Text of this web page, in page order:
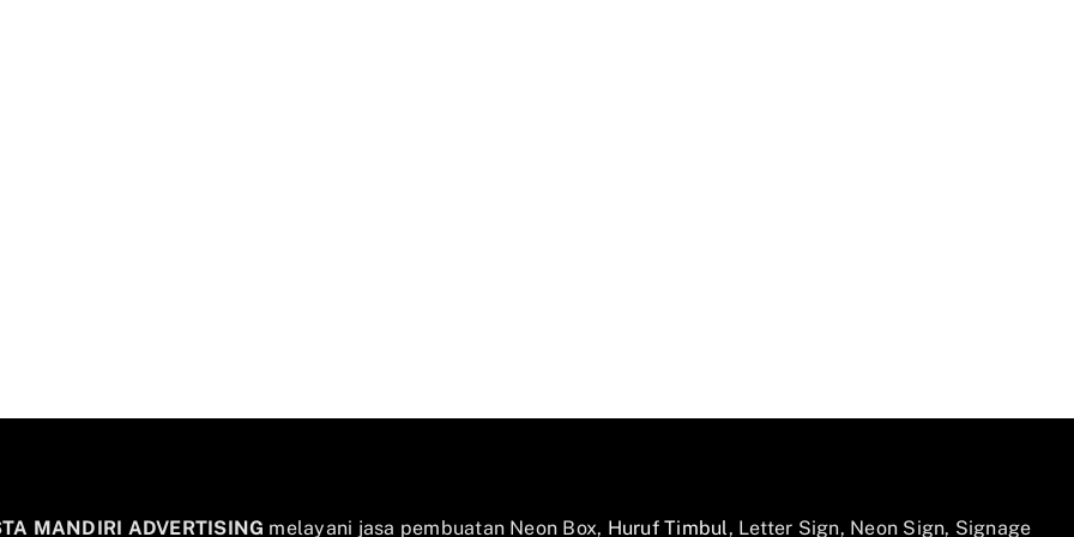
MANDIRI ADVERTISING melayani jasa pembuatan Neon Box, Huruf Timbul, Letter Sign, Neon Sign, Signage